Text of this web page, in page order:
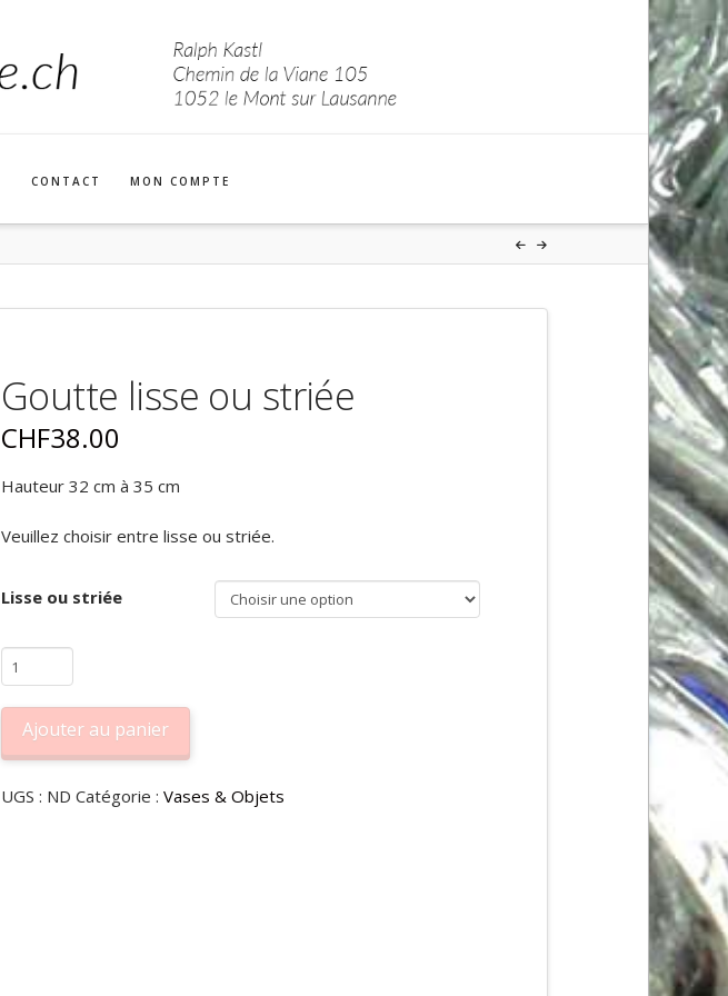
CONTACT MON COMPTE
Goutte lisse ou striée
CHF38.00
Hauteur 32 cm à 35 cm
Veuillez choisir entre lisse ou striée.
Lisse ou striée
quantité
de
Goutte
lisse
striée
Ajouter au panier
UGS : ND Catégorie : Vases & Objets